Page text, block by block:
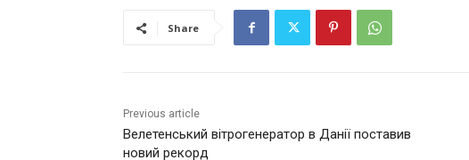
Share
Previous article
Велетенський вітрогенератор в Данії поставив
новий рекорд